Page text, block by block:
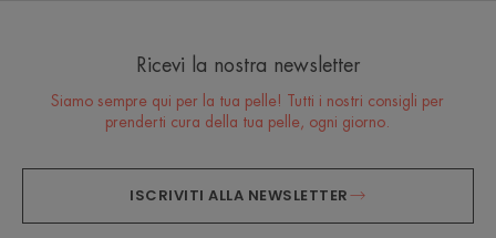
Ricevi la nostra newsletter
Siamo sempre qui per la tua pelle! Tutti i nostri consigli per
prenderti cura della tua pelle, ogni giorno.
ISCRIVITI ALLA NEWSLETTER